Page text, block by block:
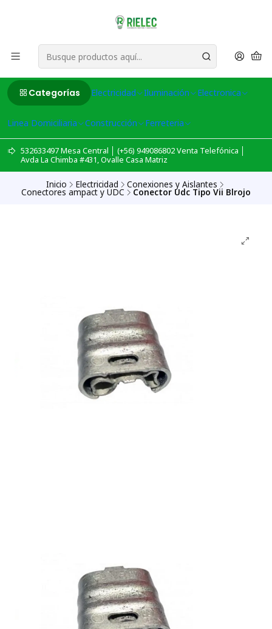
Categorías Electricidad Iluminación Electronica
Linea Domiciliaria Construcción Ferreteria
532633497 Mesa Central │ (+56) 949086802 Venta Telefónica │
Avda La Chimba #431, Ovalle Casa Matriz
Inicio Electricidad Conexiones y Aislantes
Conectores ampact y UDC Conector Udc Tipo Vii Blrojo